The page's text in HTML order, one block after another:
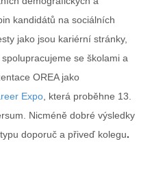
kandidátů na sociálních
jako jsou kariérní stránky,
se školami a
OREA jako
Expo , která proběhne 13.
. Nicméně dobré výsledky
doporuč a přiveď kolegu.